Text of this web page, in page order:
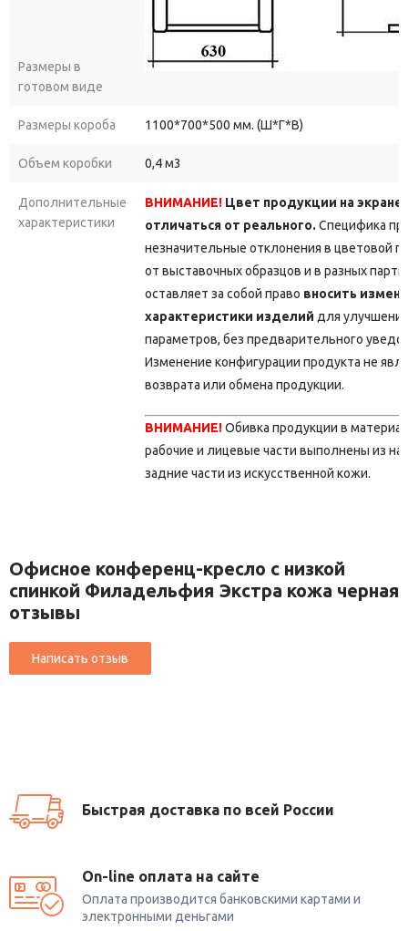
Размеры в
готовом виде
Размеры короба 1100*700*500 мм. (Ш*Г*В)
Объем коробки 0,4 м3
Дополнительные
характеристики
ВНИМАНИЕ! Цвет продукции на
отличаться от реального. Специфика
незначительные отклонения в цветовой
от выставочных образцов и в разных
оставляет за собой право вносить
характеристики изделий для
параметров, без предварительного
Изменение конфигурации продукта не
возврата или обмена продукции.
ВНИМАНИЕ!Обивка продукции в
рабочие и лицевые части выполнены из
задние части из искусственной кожи.
Офисное конференц-кресло с низкой
спинкой Филадельфия Экстра кожа черная
отзывы
Быстрая доставка по всей России
On-line оплата на сайте
Оплата производится банковскими картами и
электронными деньгами